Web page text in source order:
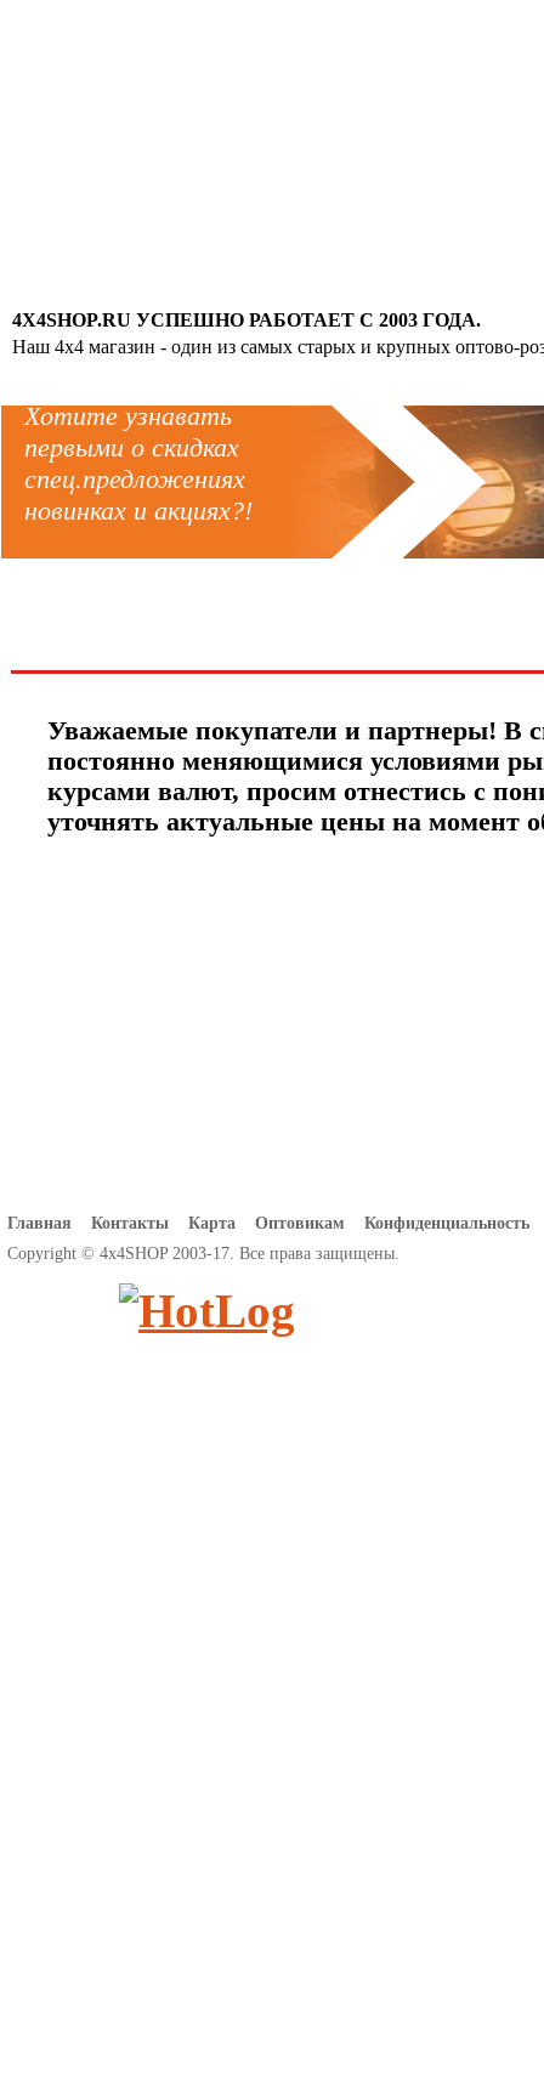
4X4SHOP.RU УСПЕШНО РАБОТАЕТ С 2003 ГОДА.
Наш 4x4 магазин - один из самых старых и крупных оптово-
Хотите узнавать
первыми о скидках
спец.предложениях
новинках и акциях?!
Уважаемые покупатели и партнеры! В
постоянно меняющимися условиями
курсами валют, просим отнестись с
уточнять актуальные цены на момент
Главная Контакты Карта Оптовикам
Конфиденциальность
Copyright © 4x4SHOP 2003-17. Все права защищены.